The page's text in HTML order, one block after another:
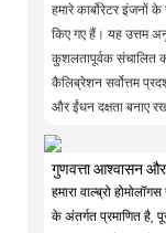
हमारे कार्बोरेटर इंजनों
किए गए हैं। यह उत्तम
कुशलतापूर्वक संचालित
कैलिब्रेशन सर्वोत्तम
और ईंधन दक्षता बनाए
गुणवत्ता आश्वासन
हमारा वाल्ब्रो
के अंतर्गत प्रमाणित है,